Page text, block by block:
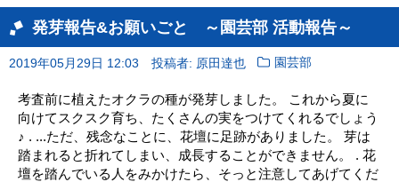
発芽報告&お願いごと ～園芸部 活動報告～
2019年05月29日 12:03 投稿者: 原田達也 園芸部
考査前に植えたオクラの種が発芽しました。 これから夏に
向けてスクスク育ち、たくさんの実をつけてくれるでしょう
♪ . ...ただ、残念なことに、花壇に足跡がありました。 芽は
踏まれると折れてしまい、成長することができません。 . 花
壇を踏んでいる人をみかけたら、そっと注意してあげてくだ